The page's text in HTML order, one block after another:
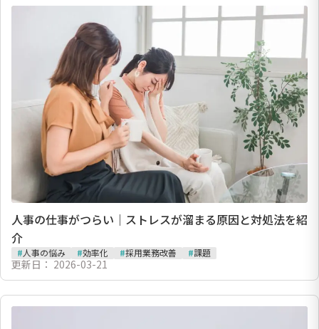
人事の仕事がつらい｜ストレスが溜まる原因と対処法を紹
介
#人事の悩み #効率化 #採用業務改善 #課題
更新日： 2026-03-21